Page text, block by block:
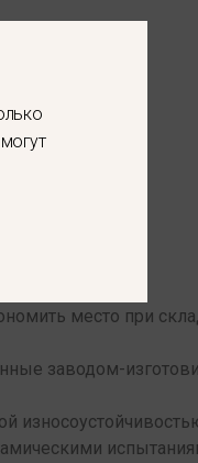
место при
заводом-